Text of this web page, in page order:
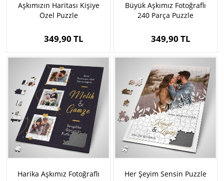
Aşkımızın Haritası Kişiye
Özel Puzzle
349,90 TL
Büyük Aşkımız Fotoğraflı
240 Parça Puzzle
349,90 TL
Harika Aşkımız Fotoğraflı
Her Şeyim Sensin Puzzle